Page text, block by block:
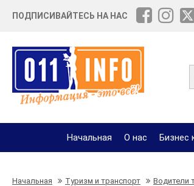
ПОДПИСИВАЙТЕСЬ НА НАС
Начальная О нас Бизнес
Начальная Туризм и транспорт Водители